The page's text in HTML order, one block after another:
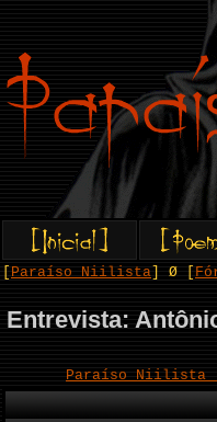
Paraíso Niilista ] Ø [
Entrevista:
Paraíso Niilista